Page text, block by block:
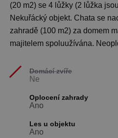
(20 m2) se 4 lůžky (2 lůžka
Nekuřácký objekt. Chata se
zahradě (100 m2) za domem
majitelem spoluužívána.
Domácí zvíře
Ne
Oplocení zahrady
Ano
Les u objektu
Ano